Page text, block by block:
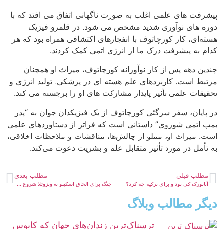
پیشرفت های علمی اغلب به صورت ناگهانی اتفاق می افتد که با
دوره های نوآوری شدید مشخص می شود. در قلمرو فیزیک
هسته‌ای، کار کورچاتوف با انفجارهای اکتشافی همراه بود که هر
کدام به پیشرفت درک ما از انرژی اتمی کمک کردند.
چندین دهه پس از کار نوآورانه کورچاتوف، میراث او همچنان
مرتبط است. کاربردهای علم هسته ای در پزشکی، تولید انرژی و
تحقیقات علمی تأثیر پایدار مشارکت های او را برجسته می کند.
در پایان، سفر سرگئی کورچاتوف از یک فیزیکدان جوان به “پدر
بمب اتمی شوروی” داستانی است که فراتر از دستاوردهای علمی
است. میراث او، مملو از چالش‌ها، مناقشات و ملاحظات اخلاقی،
به تأمل در مورد تأثیر متقابل علم و بشریت دعوت می‌کند.
مطلب قبلی
آتاتورک کی بود و برای ترکیه چه کرد؟
مطلب بعدی
جنگ برای الحاق اسکیبو به ونزوئلا شروع شده؟
دیگر مطالب وبلاگ
ترسناک‌ترین زندان‌های جهان که کابوس